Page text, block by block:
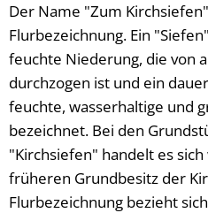
Der Name "Zum
Flurbezeichnung. Ein
feuchte Niederung, die von
durchzogen ist und ein
feuchte, wasserhaltige und
bezeichnet. Bei den
"Kirchsiefen" handelt es
früheren Grundbesitz der
Flurbezeichnung bezieht